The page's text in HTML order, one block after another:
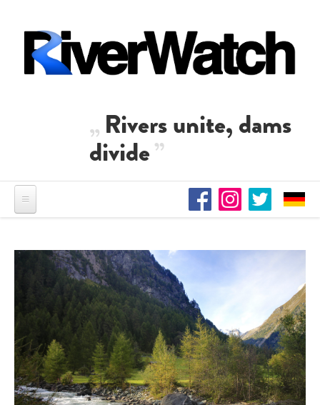
Rivers unite, dams
divide